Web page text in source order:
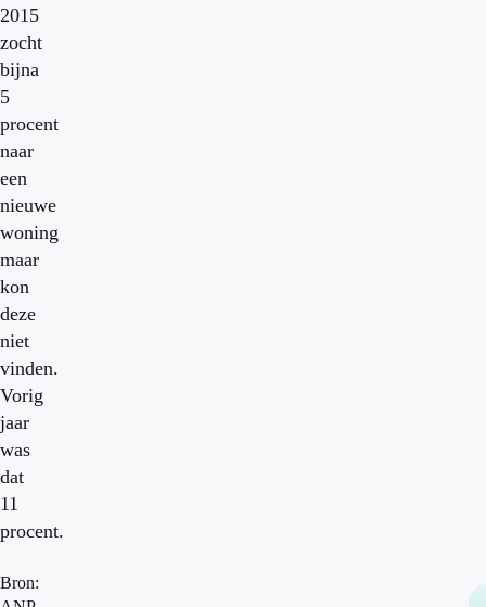
2015
zocht
bijna
5
procent
naar
een
nieuwe
woning
maar
kon
deze
niet
vinden.
Vorig
jaar
was
dat
11
procent.
Bron: